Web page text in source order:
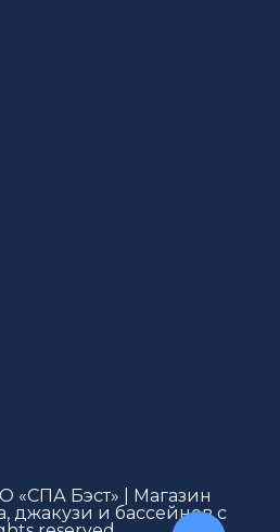
«СПА Бэст» | Магазин
джакузи и бассейнов с